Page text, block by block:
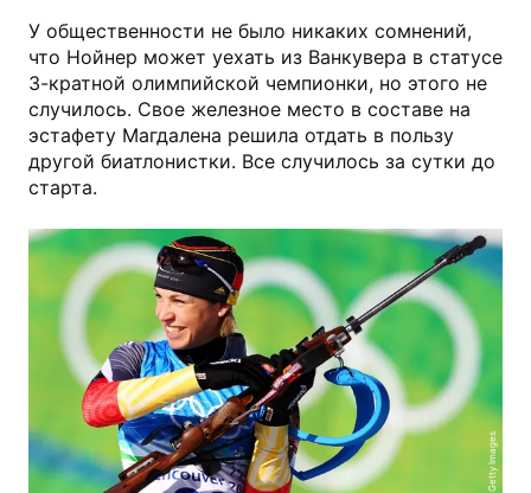
У общественности не было никаких сомнений,
что Нойнер может уехать из Ванкувера в статусе
3-кратной олимпийской чемпионки, но этого не
случилось. Свое железное место в составе на
эстафету Магдалена решила отдать в пользу
другой биатлонистки. Все случилось за сутки до
старта.
Getty Images